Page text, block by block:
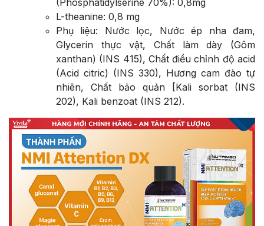
L-theanine: 0,8 mg
Phụ liệu: Nước lọc, Nước ép nha đam,
Glycerin thực vật, Chất làm dày (Gôm
xanthan) (INS 415), Chất điều chỉnh độ acid
(Acid citric) (INS 330), Hương cam đào tự
nhiên, Chất bảo quản [Kali sorbat (INS
202), Kali benzoat (INS 212).